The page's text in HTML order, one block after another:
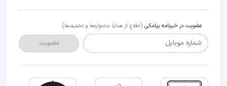
عضویت در خبرنامه پیامکی (اطلاع از هدایا جشنواره‌ها و تخفیف‌ها)
شماره موبایل عضویت